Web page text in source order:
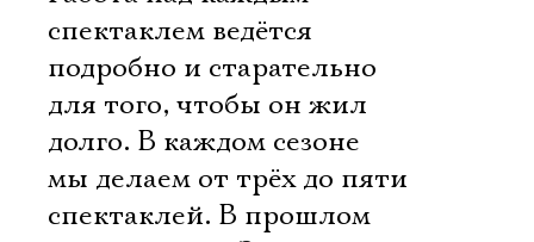
спектаклем ведётся
подробно и старательно
для того, чтобы он жил
долго. В каждом сезоне
мы делаем от трёх до пяти
спектаклей. В прошлом